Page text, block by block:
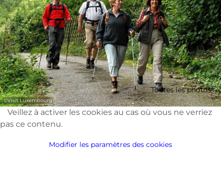
©Visit Luxembourg
Toutes les photos
Veillez à activer les cookies au cas où vous ne verriez
pas ce contenu.
Modifier les paramètres des cookies